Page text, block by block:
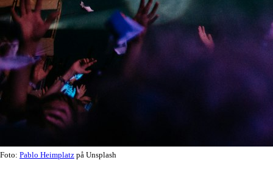
Foto: Pablo Heimplatz på Unsplash